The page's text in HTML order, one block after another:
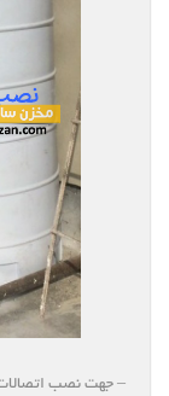
– جهت نصب اتصالات